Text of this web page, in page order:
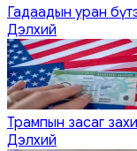
Гадаадын уран
Дэлхий
Трампын засаг
Дэлхий